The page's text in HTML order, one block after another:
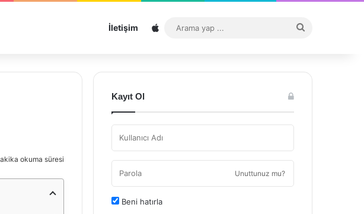
İletişim Sitemap
...
okuma süresi
Kayıt Ol
Unuttunuz mu?
Beni hatırla